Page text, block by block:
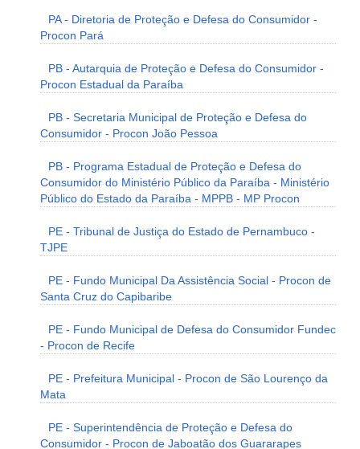
PA - Diretoria de Proteção e Defesa do Consumidor -
Procon Pará
PB - Autarquia de Proteção e Defesa do Consumidor -
Procon Estadual da Paraíba
PB - Secretaria Municipal de Proteção e Defesa do
Consumidor - Procon João Pessoa
PB - Programa Estadual de Proteção e Defesa do
Consumidor do Ministério Público da Paraíba - Ministério
Público do Estado da Paraíba - MPPB - MP Procon
PE - Tribunal de Justiça do Estado de Pernambuco -
TJPE
PE - Fundo Municipal Da Assistência Social - Procon de
Santa Cruz do Capibaribe
PE - Fundo Municipal de Defesa do Consumidor Fundec
- Procon de Recife
PE - Prefeitura Municipal - Procon de São Lourenço da
Mata
PE - Superintendência de Proteção e Defesa do
Consumidor - Procon de Jaboatão dos Guararapes